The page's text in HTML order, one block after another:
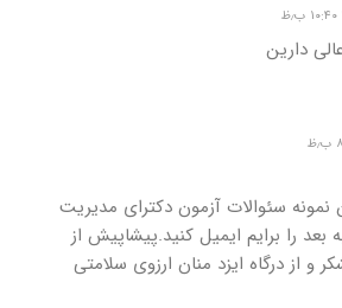
دارین
نمونه سئوالات آزمون دکترای مدیریت
از سال ۱۳۹۰ به بعد را برایم ایمیل کنید.پیشاپیش از
و از درگاه ایزد منان ارزوی سلامتی